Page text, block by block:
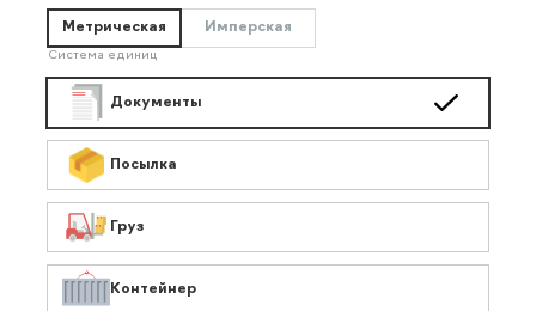
Метрическая Имперская
Система единиц
Документы
Посылка
Груз
Контейнер